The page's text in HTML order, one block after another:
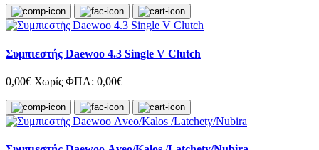
Συμπιεστής Daewoo 4.3 Single V Clutch
0,00€ Χωρίς ΦΠΑ: 0,00€